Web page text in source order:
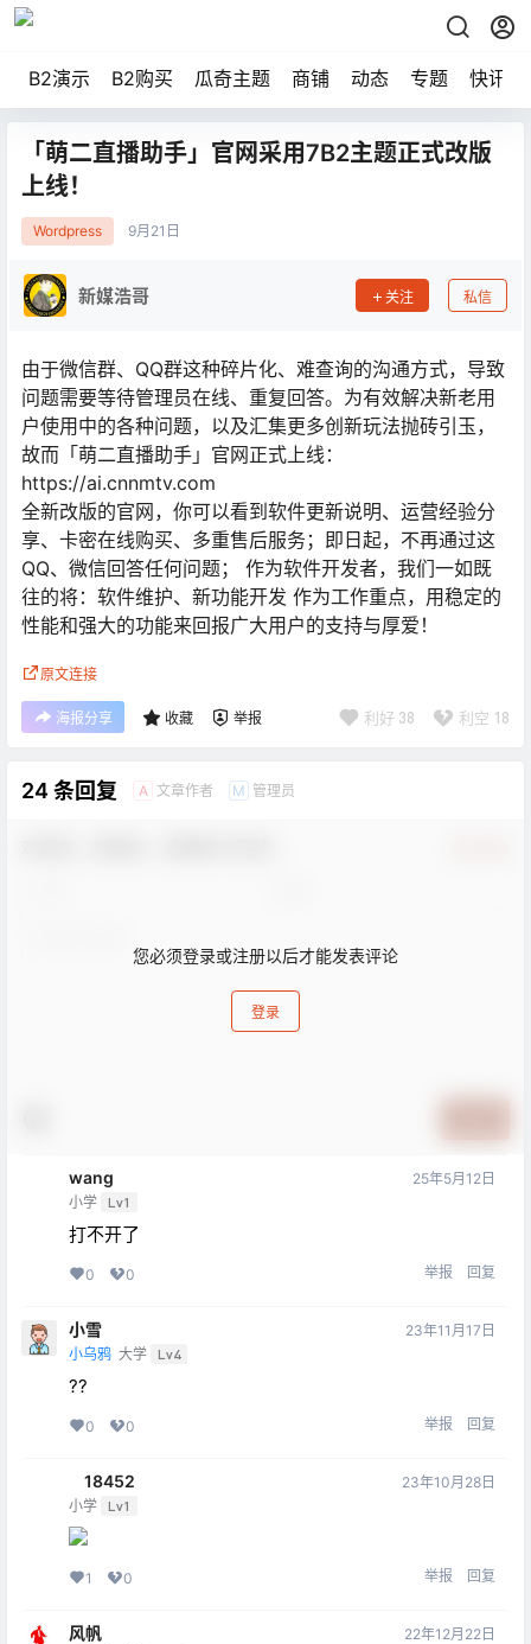
B2演示 B2购买 瓜奇主题 商铺 动态 专题 快讯
「萌二直播助手」官网采用7B2主题正式改版
上线！
Wordpress 9月 21日
新媒浩哥 关注 私信
由于微信群、QQ群这种碎片化、难查询的沟通方式，导致
问题需要等待管理员在线、重复回答。为有效解决新老用
户使用中的各种问题，以及汇集更多创新玩法抛砖引玉，
故而「萌二直播助手」官网正式上线：
https://ai.cnnmtv.com
全新改版的官网，你可以看到软件更新说明、运营经验分
享、卡密在线购买、多重售后服务；即日起，不再通过这
QQ、微信回答任何问题； 作为软件开发者，我们一如既
往的将：软件维护、新功能开发 作为工作重点，用稳定的
性能和强大的功能来回报广大用户的支持与厚爱！
原文连接
海报分享 收藏 举报 利好 38 利空 18
24 条回复 A 文章作者 M 管理员
您必须登录或注册以后才能发表评论
登录
wang
小学 Lv1
25年5月12日
打不开了
0 0 举报 回复
小雪
小乌鸦 大学 Lv4
23年11月17日
??
0 0 举报 回复
ㅤ18452
小学 Lv1
23年10月28日
1 0 举报 回复
风帆 22年12月22日